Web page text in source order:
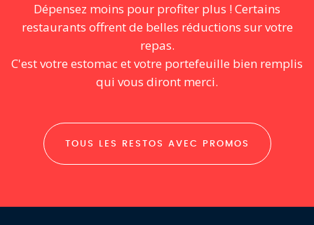
Dépensez moins pour profiter plus ! Certains
restaurants offrent de belles réductions sur votre
repas.
C'est votre estomac et votre portefeuille bien remplis
qui vous diront merci.
TOUS LES RESTOS AVEC PROMOS